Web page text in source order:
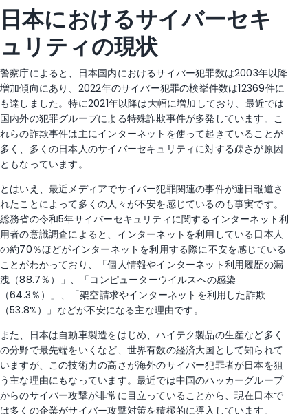
日本におけるサイバーセキ
ュリティの現状
警察庁によると、日本国内におけるサイバー犯罪数は2003年以降
増加傾向にあり、2022年のサイバー犯罪の検挙件数は12369件に
も達しました。特に2021年以降は大幅に増加しており、最近では
国内外の犯罪グループによる特殊詐欺事件が多発しています。こ
れらの詐欺事件は主にインターネットを使って起きていることが
多く、多くの日本人のサイバーセキュリティに対する疎さが原因
ともなっています。
とはいえ、最近メディアでサイバー犯罪関連の事件が連日報道さ
れたことによって多くの人々が不安を感じているのも事実です。
総務省の令和5年サイバーセキュリティに関するインターネット利
用者の意識調査によると、インターネットを利用している日本人
の約70％ほどがインターネットを利用する際に不安を感じている
ことがわかっており、「個人情報やインターネット利用履歴の漏
洩（88.7％）」、「コンピューターウイルスへの感染
（64.3％）」、「架空請求やインターネットを利用した詐欺
（53.8%）」などが不安になる主な理由です。
また、日本は自動車製造をはじめ、ハイテク製品の生産など多く
の分野で最先端をいくなど、世界有数の経済大国として知られて
いますが、この技術力の高さが海外のサイバー犯罪者が日本を狙
う主な理由にもなっています。最近では中国のハッカーグループ
からのサイバー攻撃が非常に目立っていることから、現在日本で
は多くの企業がサイバー攻撃対策を積極的に導入しています。